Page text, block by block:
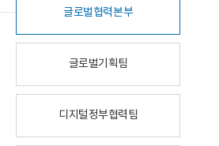
글로벌협력본부
글로벌기획팀
디지털정부협력팀